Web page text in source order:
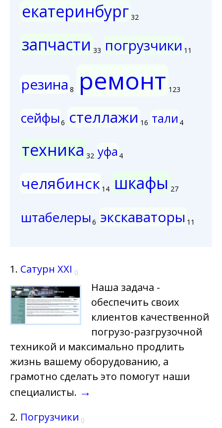
екатеринбург 32
запчасти 33 погрузчики 11
резина 8 ремонт 123
сейфы6 стеллажи 16 тали 4
техника 32 уфа 4
челябинск 14 шкафы 27
штабелеры6 экскаваторы 11
1. Сатурн ХХI 0
Наша задача -
обеспечить своих
клиентов качественной
погрузо-разгрузочной
техникой и максимально продлить
жизнь вашему оборудованию, а
грамотно сделать это помогут наши
специалисты. →
2. Погрузчики 0